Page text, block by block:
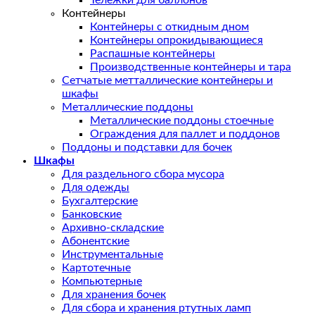
Контейнеры
Контейнеры с откидным дном
Контейнеры опрокидывающиеся
Распашные контейнеры
Производственные контейнеры и тара
Сетчатые метталлические контейнеры и
шкафы
Металлические поддоны
Металлические поддоны стоечные
Ограждения для паллет и поддонов
Поддоны и подставки для бочек
Шкафы
Для раздельного сбора мусора
Для одежды
Бухгалтерские
Банковские
Архивно-складские
Абонентские
Инструментальные
Картотечные
Компьютерные
Для хранения бочек
Для сбора и хранения ртутных ламп